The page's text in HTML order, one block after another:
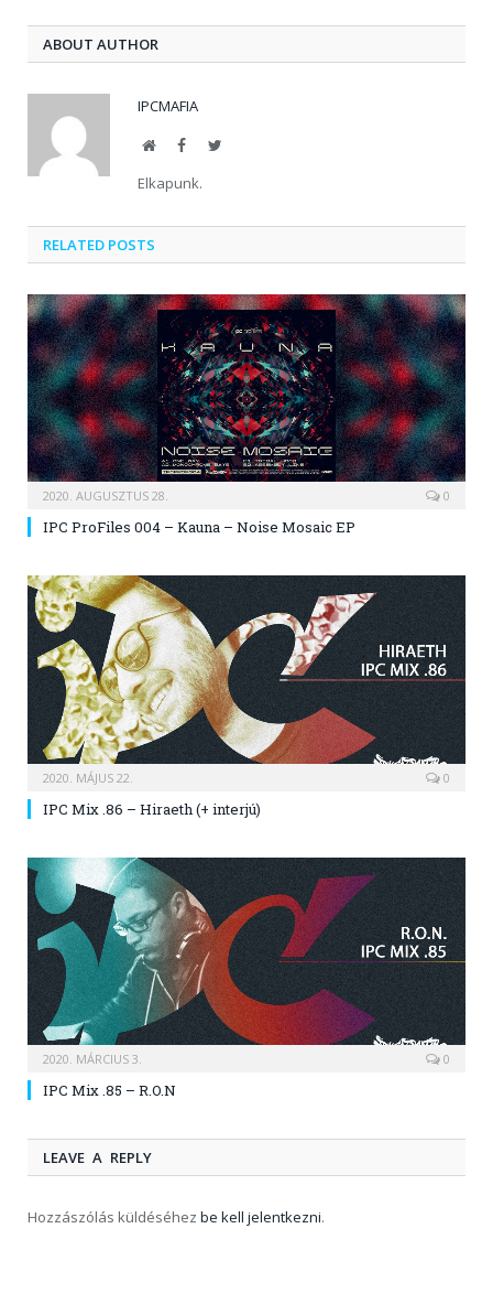
ABOUT AUTHOR
IPCMAFIA
WebsiteFacebookTwitter
Elkapunk.
RELATED POSTS
2020. AUGUSZTUS 28. 0
IPC ProFiles 004 – Kauna – Noise Mosaic EP
2020. MÁJUS 22. 0
IPC Mix .86 – Hiraeth (+ interjú)
2020. MÁRCIUS 3. 0
IPC Mix .85 – R.O.N
LEAVE A REPLY
Hozzászólás küldéséhez be kell jelentkezni.